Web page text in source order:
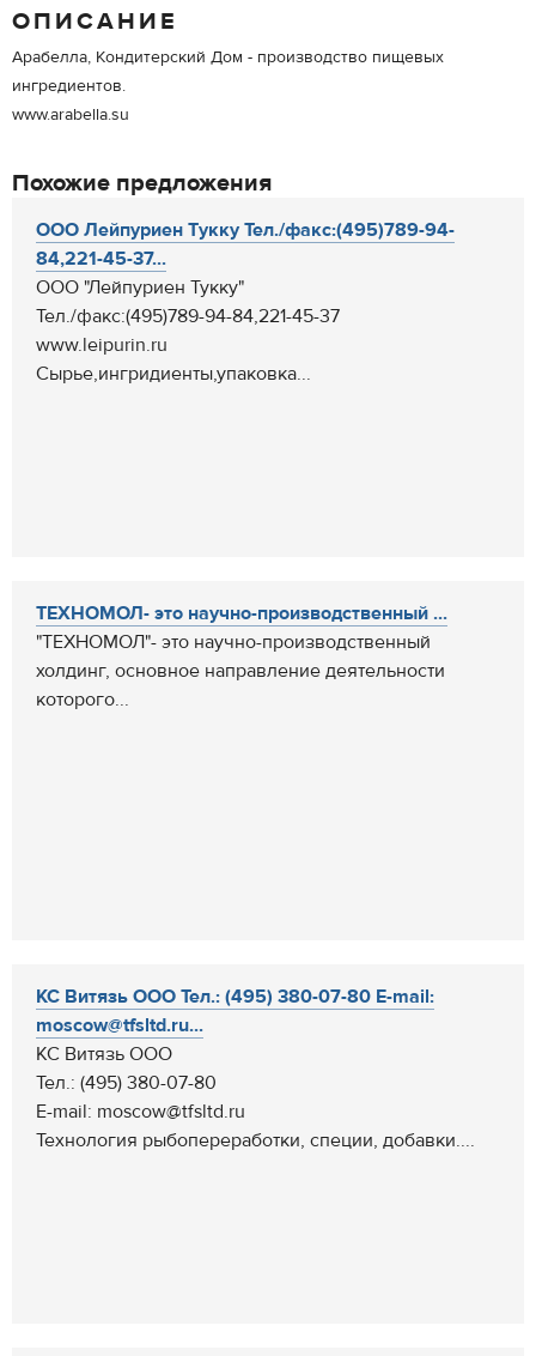
ОПИСАНИЕ
Арабелла, Кондитерский Дом - производство пищевых
ингредиентов.
www.arabella.su
Похожие предложения
ООО Лейпуриен Тукку Тел./факс:(495)789-94-
84,221-45-37...
ООО "Лейпуриен Тукку"
Тел./факс:(495)789-94-84,221-45-37
www.leipurin.ru
Сырье,ингридиенты,упаковка...
ТЕХНОМОЛ- это научно-производственный ...
"ТЕХНОМОЛ"- это научно-производственный
холдинг, основное направление деятельности
которого...
КС Витязь ООО Тел.: (495) 380-07-80 E-mail:
moscow@tfsltd.ru...
КС Витязь ООО
Тел.: (495) 380-07-80
E-mail: moscow@tfsltd.ru
Технология рыбопереработки, специи, добавки....